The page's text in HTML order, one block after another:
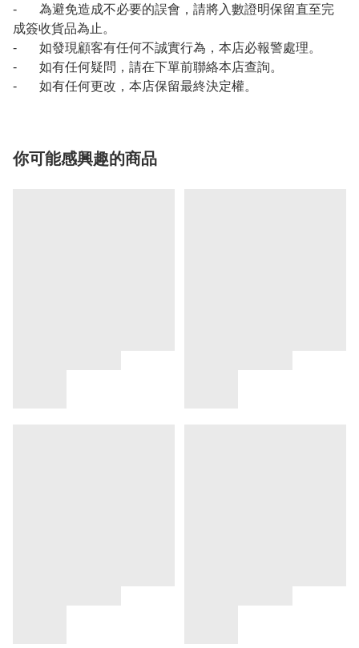
- 為避免造成不必要的誤會，請將入數證明保留直至完
成簽收貨品為止。
- 如發現顧客有任何不誠實行為，本店必報警處理。
- 如有任何疑問，請在下單前聯絡本店查詢。
- 如有任何更改，本店保留最終決定權。
你可能感興趣的商品